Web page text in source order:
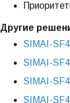
Другие
SIMAI-
SIMAI-
SIMAI-
SIMAI-